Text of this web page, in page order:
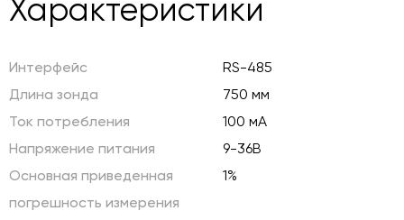
Характеристики
Интерфейс
RS-485
Длина зонда
750 мм
Ток потребления
100 мА
Напряжение питания
9-36В
Основная приведенная
погрешность измерения
1%